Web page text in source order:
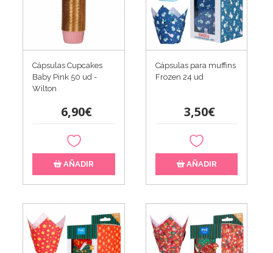
Cápsulas Cupcakes
Baby Pink 50 ud -
Wilton
6,90€
AÑADIR
Cápsulas para muffins
Frozen 24 ud
3,50€
AÑADIR